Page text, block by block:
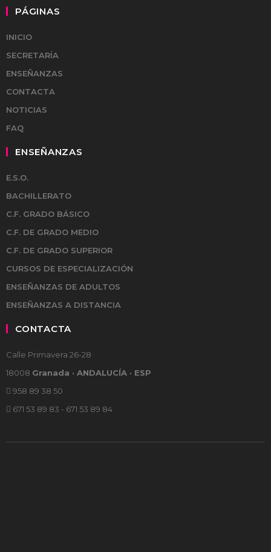
PÁGINAS
INICIO
SECRETARÍA
ENSEÑANZAS
CONTACTA
NOTICIAS
FAQ
ENSEÑANZAS
E.S.O.
BACHILLERATO
C.F. GRADO BÁSICO
C.F. DE GRADO MEDIO
C.F. DE GRADO SUPERIOR
CURSOS DE ESPECIALIZACIÓN
ENSEÑANZAS DE ADULTOS
ENSEÑANZAS A DISTANCIA
CONTACTA
Calle Primavera 26-28
18008 Granada · ANDALUCÍA · ESP
958 89 38 50
671 53 89 83 - 671 53 89 84